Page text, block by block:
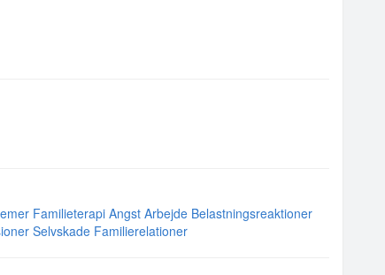
Familieterapi Angst Arbejde Belastningsreaktioner
Selvskade Familierelationer